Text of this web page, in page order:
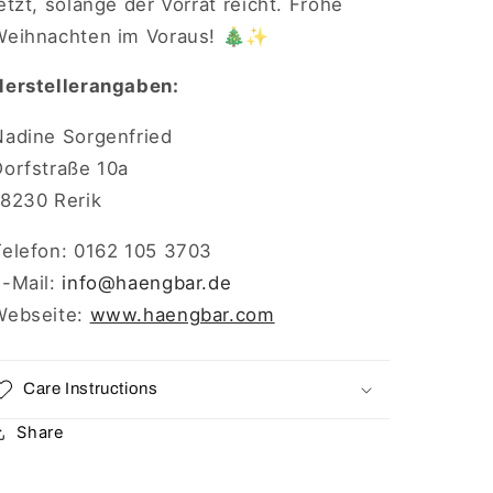
im Voraus! 🎄✨
Sorgenfried
10a
Rerik
0162 105 3703
Mail: info@haengbar.de
www.haengbar.com
Care Instructions
Share